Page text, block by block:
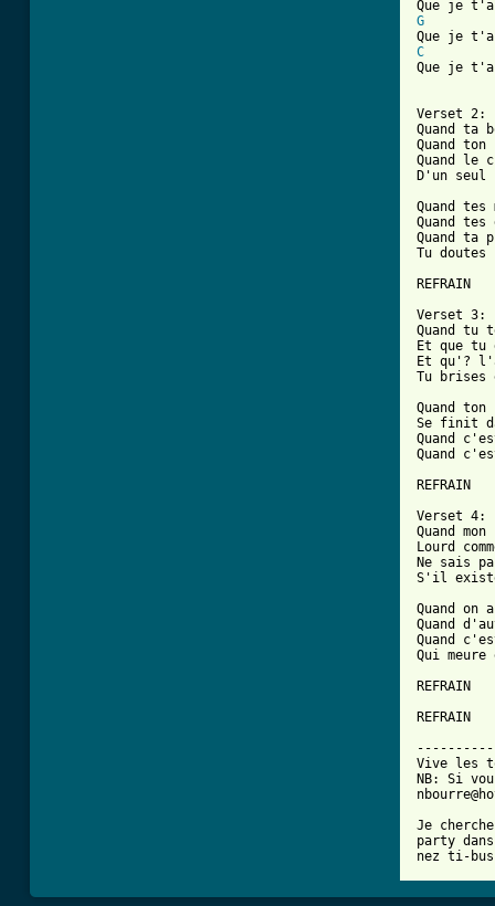
G
C
Que je
Verset 2:
Quand ta
Quand
Quand le
D'un seul
Quand
Quand
Quand ta
Tu
REFRAIN
Verset 3:
Quand tu
Et que tu
Et qu'?
Tu brises
Quand
Se finit
Quand
Quand
REFRAIN
Verset 4:
Quand
Lourd
Ne sais
S'il
Quand
Quand
Quand
Qui
REFRAIN
REFRAIN
Vive les
NB: Si
Je
party
nez ti-